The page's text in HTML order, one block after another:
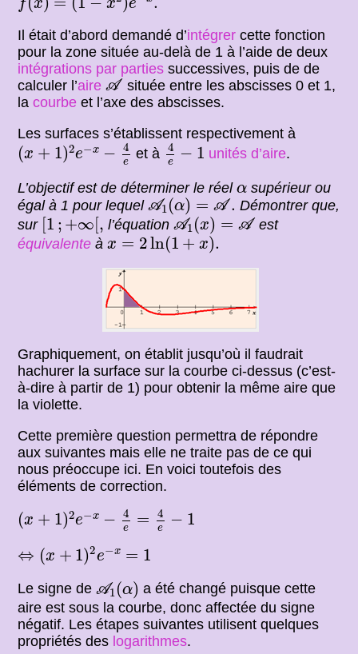
f x x e
Il était d’abord demandé d’intégrer cette fonction
pour la zone située au-delà de 1 à l’aide de deux
intégrations par parties successives, puis de de
calculer l’aire A
A
située entre les abscisses 0 et 1,
lacourbe et l’axe des abscisses.
Les surfaces s’établissent respectivement à
(x + 1)2e−x − 4
e
(x+ 1)2e−x−4 e
et à 4
e − 1
4e −1
unités d’aire.
L’objectif est de déterminer le réelα
α supérieur ou
égal à 1 pour lequelA1(α) = A .
A1(α) =A.
Démontrer que,
sur [1 ; +∞[,
[1;+∞[, l’équationA1(x) = A
A1 ( )= A
est
équivalente àx = 2ln(1 + x).
x=2ln(1+x).
Graphiquement, on établit jusqu’où il faudrait
hachurer la surface sur la courbe ci-dessus (c’est-
à-dire à partir de 1) pour obtenir la même aire que
la violette.
Cette première question permettra de répondre
aux suivantes mais elle ne traite pas de ce qui
nous préoccupe ici. En voici toutefois des
éléments de correction.
(x + 1)2e−x − 4
e = 4
e − 1
( )2e x− = −1
⇔ (x + 1)2e−x = 1
x 1 2e− =
Le signe deA1(α)
1 ( ) a été changé puisque cette
aire est sous la courbe, donc affectée du signe
négatif. Les étapes suivantes utilisent quelques
propriétés des logarithmes.